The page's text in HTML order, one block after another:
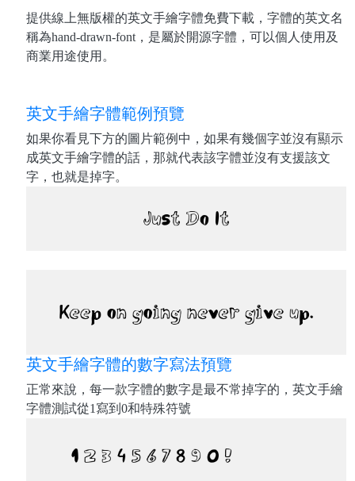
提供線上無版權的英文手繪字體免費下載，字體的英文名
稱為hand-drawn-font，是屬於開源字體，可以個人使用及
商業用途使用。
英文手繪字體範例預覽
如果你看見下方的圖片範例中，如果有幾個字並沒有顯示
成英文手繪字體的話，那就代表該字體並沒有支援該文
字，也就是掉字。
英文手繪字體的數字寫法預覽
正常來說，每一款字體的數字是最不常掉字的，英文手繪
字體測試從1寫到0和特殊符號